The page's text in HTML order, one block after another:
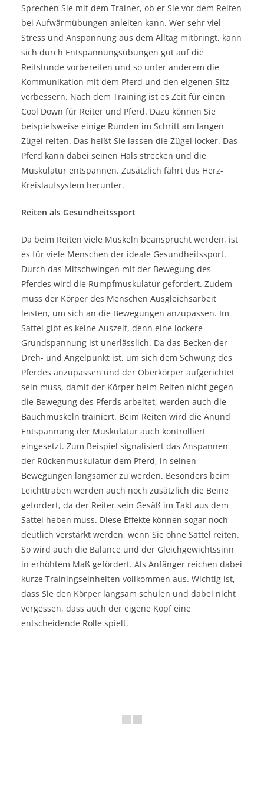
Sprechen Sie mit dem Trainer, ob er Sie vor dem Reiten
bei Aufwärmübungen anleiten kann. Wer sehr viel
Stress und Anspannung aus dem Alltag mitbringt, kann
sich durch Entspannungsübungen gut auf die
Reitstunde vorbereiten und so unter anderem die
Kommunikation mit dem Pferd und den eigenen Sitz
verbessern. Nach dem Training ist es Zeit für einen
Cool Down für Reiter und Pferd. Dazu können Sie
beispielsweise einige Runden im Schritt am langen
Zügel reiten. Das heißt Sie lassen die Zügel locker. Das
Pferd kann dabei seinen Hals strecken und die
Muskulatur entspannen. Zusätzlich fährt das Herz-
Kreislaufsystem herunter.
Reiten als Gesundheitssport
Da beim Reiten viele Muskeln beansprucht werden, ist
es für viele Menschen der ideale Gesundheitssport.
Durch das Mitschwingen mit der Bewegung des
Pferdes wird die Rumpfmuskulatur gefordert. Zudem
muss der Körper des Menschen Ausgleichsarbeit
leisten, um sich an die Bewegungen anzupassen. Im
Sattel gibt es keine Auszeit, denn eine lockere
Grundspannung ist unerlässlich. Da das Becken der
Dreh- und Angelpunkt ist, um sich dem Schwung des
Pferdes anzupassen und der Oberkörper aufgerichtet
sein muss, damit der Körper beim Reiten nicht gegen
die Bewegung des Pferds arbeitet, werden auch die
Bauchmuskeln trainiert. Beim Reiten wird die Anund
Entspannung der Muskulatur auch kontrolliert
eingesetzt. Zum Beispiel signalisiert das Anspannen
der Rückenmuskulatur dem Pferd, in seinen
Bewegungen langsamer zu werden. Besonders beim
Leichttraben werden auch noch zusätzlich die Beine
gefordert, da der Reiter sein Gesäß im Takt aus dem
Sattel heben muss. Diese Effekte können sogar noch
deutlich verstärkt werden, wenn Sie ohne Sattel reiten.
So wird auch die Balance und der Gleichgewichtssinn
in erhöhtem Maß gefördert. Als Anfänger reichen dabei
kurze Trainingseinheiten vollkommen aus. Wichtig ist,
dass Sie den Körper langsam schulen und dabei nicht
vergessen, dass auch der eigene Kopf eine
entscheidende Rolle spielt.